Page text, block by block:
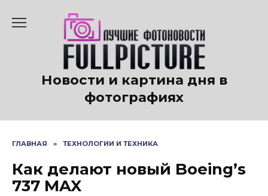
содержанию
Новости и картина дня в
фотографиях
ГЛАВНАЯ » ТЕХНОЛОГИИ И ТЕХНИКА
Как делают новый Boeing’s
737 MAX